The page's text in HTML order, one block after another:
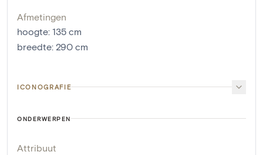
Afmetingen
hoogte: 135 cm
breedte: 290 cm
ICONOGRAFIE
ONDERWERPEN
Attribuut